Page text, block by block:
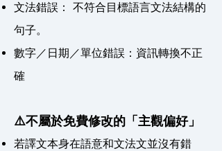
文法錯誤： 不符合目標語言文法結構的
句子。
數字／日期／單位錯誤：資訊轉換不正
確
⚠️不屬於免費修改的「主觀偏好」
若譯文本身在語意和文法文並沒有錯